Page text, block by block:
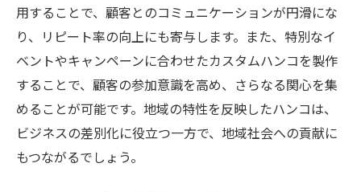
用することで、顧客とのコミュニケーションが円滑にな
り、リピート率の向上にも寄与します。また、特別なイ
ベントやキャンペーンに合わせたカスタムハンコを製作
することで、顧客の参加意識を高め、さらなる関心を集
めることが可能です。地域の特性を反映したハンコは、
ビジネスの差別化に役立つ一方で、地域社会への貢献に
もつながるでしょう。